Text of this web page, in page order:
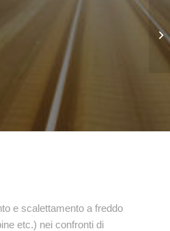
e scalettamento a freddo
etc.) nei confronti di